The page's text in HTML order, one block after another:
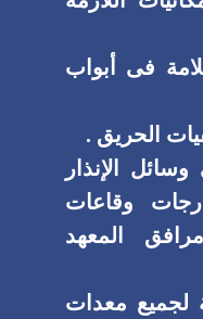
فى أبواب
الإنذار
وقاعات
المعهد
لجميع معدات